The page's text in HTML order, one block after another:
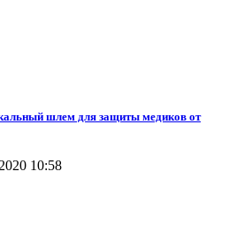
шлем для защиты медиков от
10:58